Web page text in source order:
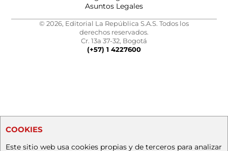
Asuntos Legales
© 2026, Editorial La República S.A.S. Todos los
derechos reservados.
Cr. 13a 37-32, Bogotá
(+57) 1 4227600
COOKIES
Este sitio web usa cookies propias y de terceros para analizar